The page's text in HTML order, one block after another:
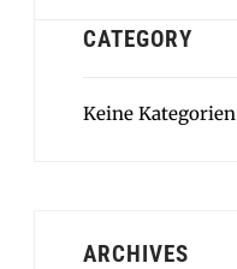
CATEGORY
Keine Kategorien
ARCHIVES